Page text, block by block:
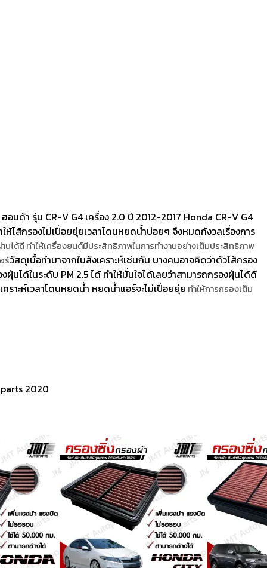
ด้า รุ่น CR-V G4 เครื่อง 2.0 ปี 2012-2017 Honda CR-V G4
ห้ไส้กรองไม่เปื่อยยุ่ยเวลาโดนหยดน้ำบ่อยๆ จึงหมดกังวลเรื่องการ
นได้ดี ทำให้เครื่องยนต์มีประสิทธิภาพในการทำงานอย่างเต็มประสิทธิภาพ
ร์วัสดุเนื้อทำมาจากในสังเคราะห์เช่นกัน บางคนอาจคิดว่าตัวไส้กรอง
นได้ในระดับ PM 2.5 ได้ ทำให้มั่นใจได้เลยว่าสามารถกรองฝุ่นได้ดี
ราะห์เวลาโดนหยดน้ำ หยดน้ำแอร์จะไม่เปื่อยยุ่ย ทำให้การกรองเต็ม
2020